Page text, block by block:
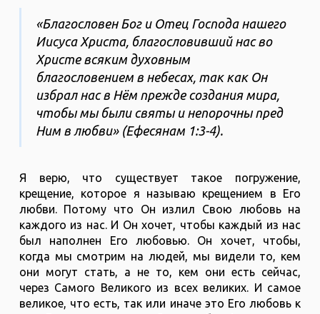
«Благословен Бог и Отец Господа нашего
Иисуса Христа, благословивший нас во
Христе всяким духовным
благословением в небесах, так как Он
избрал нас в Нём прежде создания мира,
чтобы мы были святы и непорочны пред
Ним в любви» (Ефесянам 1:3-4).
Я верю, что существует такое погружение,
крещение, которое я называю крещением в Его
любви. Потому что Он излил Свою любовь на
каждого из нас. И Он хочет, чтобы каждый из нас
был наполнен Его любовью. Он хочет, чтобы,
когда мы смотрим на людей, мы видели то, кем
они могут стать, а не то, кем они есть сейчас,
через Самого Великого из всех великих. И самое
великое, что есть, так или иначе это Его любовь к